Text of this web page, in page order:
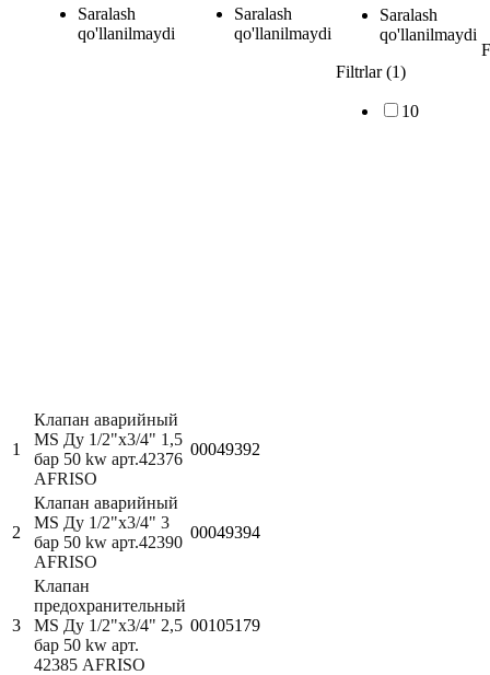
Saralash
qo'llanilmaydi
Saralash
qo'llanilmaydi
Saralash
qo'llanilmaydi
Filtrlar (1)
10
1
Клапан аварийный
MS Ду 1/2"х3/4" 1,5
бар 50 kw арт.42376
AFRISO
00049392
2
Клапан аварийный
MS Ду 1/2"х3/4" 3
бар 50 kw арт.42390
AFRISO
00049394
3
Клапан
предохранительный
MS Ду 1/2"х3/4" 2,5
бар 50 kw арт.
42385 AFRISO
00105179